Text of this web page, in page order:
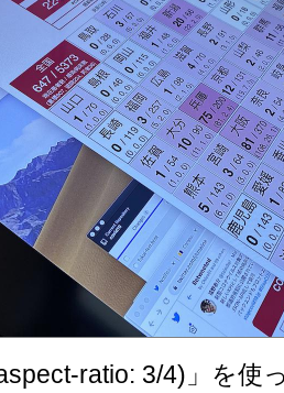
ratio: 3/4)」を使